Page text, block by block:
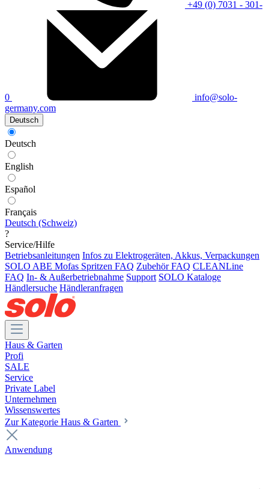
+49 (0) 7031 - 301-
0
info@solo-
germany.com
Deutsch
Deutsch
English
Español
Français
Deutsch (Schweiz)
?
Service/Hilfe
Betriebsanleitungen Infos zu Elektrogeräten, Akkus, Verpackungen
SOLO ABE Mofas Spritzen FAQ Zubehör FAQ CLEANLine
FAQ In- & Außerbetriebnahme Support SOLO Kataloge
Händlersuche Händleranfragen
Haus & Garten
Profi
SALE
Service
Private Label
Unternehmen
Wissenswertes
Zur Kategorie Haus & Garten
Anwendung